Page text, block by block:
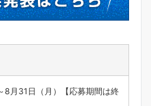
8月31日（月）【応募期間は終